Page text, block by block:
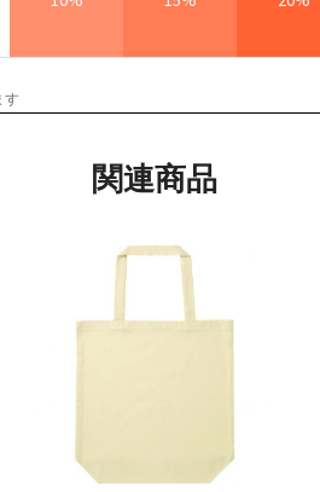
す
関連商品